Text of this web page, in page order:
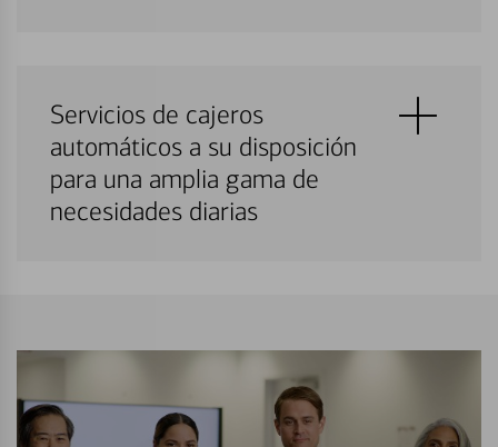
Servicios de cajeros
automáticos a su disposición
para una amplia gama de
necesidades diarias